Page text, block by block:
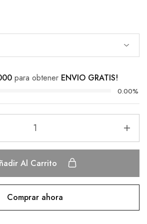
para obtener ENVIO GRATIS!
0.00%
Al Carrito
Comprar ahora